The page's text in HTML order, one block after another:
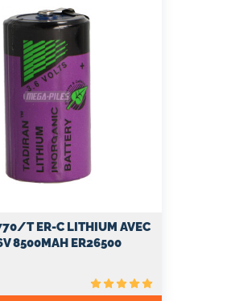
T ER-C LITHIUM AVEC
8500MAH ER26500